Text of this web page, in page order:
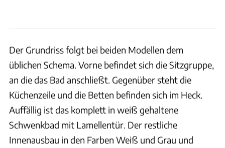
Der Grundriss folgt bei beiden Modellen dem
üblichen Schema. Vorne befindet sich die Sitzgruppe,
an die das Bad anschließt. Gegenüber steht die
Küchenzeile und die Betten befinden sich im Heck.
Auffällig ist das komplett in weiß gehaltene
Schwenkbad mit Lamellentür. Der restliche
Innenausbau in den Farben Weiß und Grau und